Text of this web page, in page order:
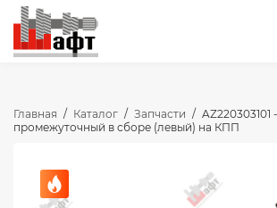
Главная / Каталог / Запчасти / AZ220303101
промежуточный в сборе (левый) на КПП